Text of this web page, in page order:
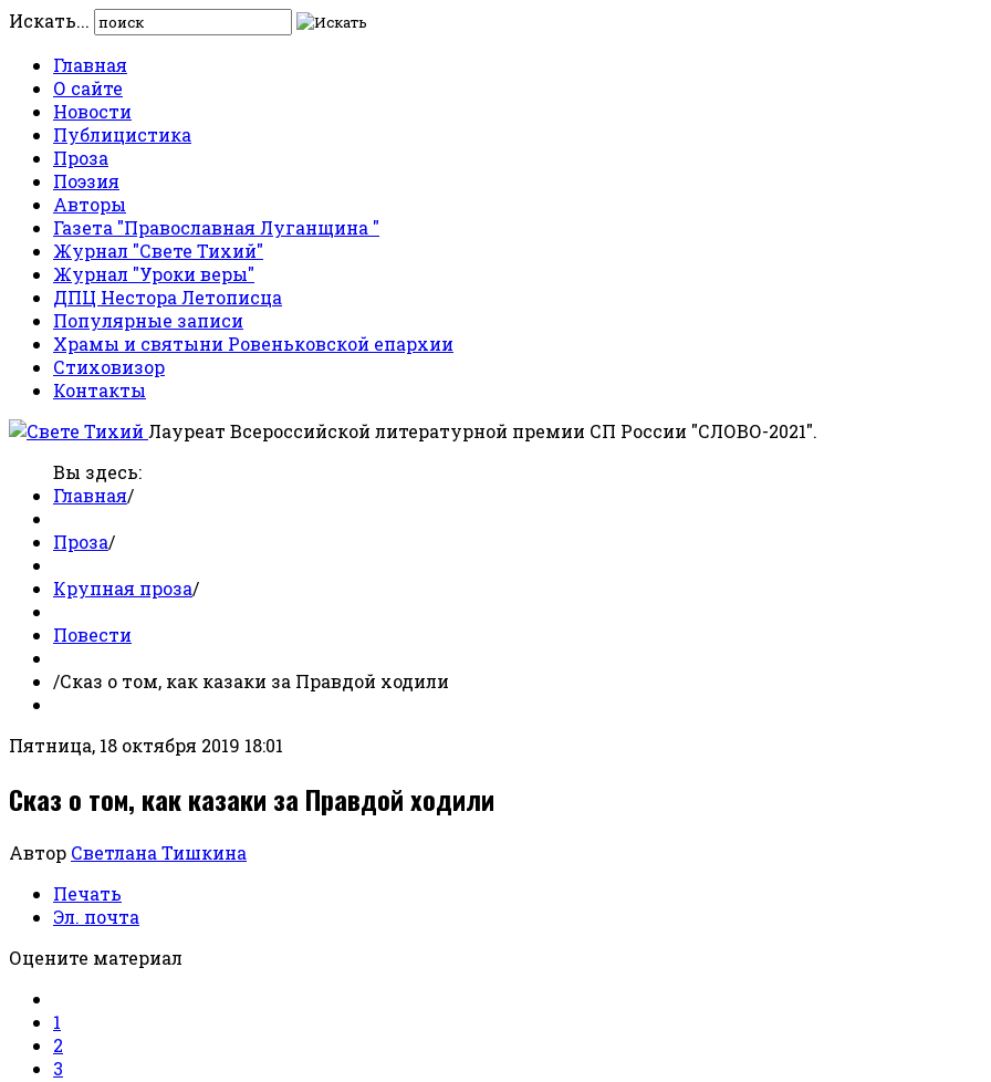
Искать...
Главная
О сайте
Новости
Публицистика
Проза
Поэзия
Авторы
Газета "Православная Луганщина "
Журнал "Свете Тихий"
Журнал "Уроки веры"
ДПЦ Нестора Летописца
Популярные записи
Храмы и святыни Ровеньковской епархии
Стиховизор
Контакты
Лауреат Всероссийской литературной премии СП России "СЛОВО-2021".
Вы здесь:
Главная/
Проза/
Крупная проза/
Повести
/Сказ о том, как казаки за Правдой ходили
Пятница, 18 октября 2019 18:01
Сказ о том, как казаки за Правдой ходили
Автор Светлана Тишкина
Печать
Эл. почта
Оцените материал
1
2
3